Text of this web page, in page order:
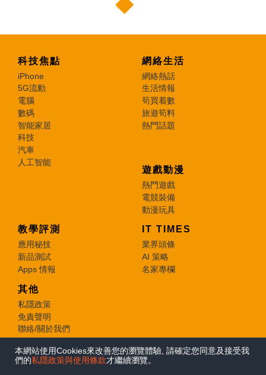
本網站使用Cookies來改善您的瀏覽體驗, 請確定您同意及接受我
們的私隱政策與使用條款才繼續瀏覽。
科技焦點
iPhone
5G流動
電腦
數碼
智能家居
科技
汽車
人工智能
網絡生活
網絡熱話
生活情報
筍買着數
旅遊筍料
熱門話題
遊戲動漫
熱門遊戲
電競裝備
動漫玩具
教學評測
應用秘技
新品測試
Apps 情報
IT TIMES
業界頭條
AI 策略
名家專欄
其他
私隱政策
免責聲明
聯絡/關於我們
© 2026 e-zone. All Rights Reserved.